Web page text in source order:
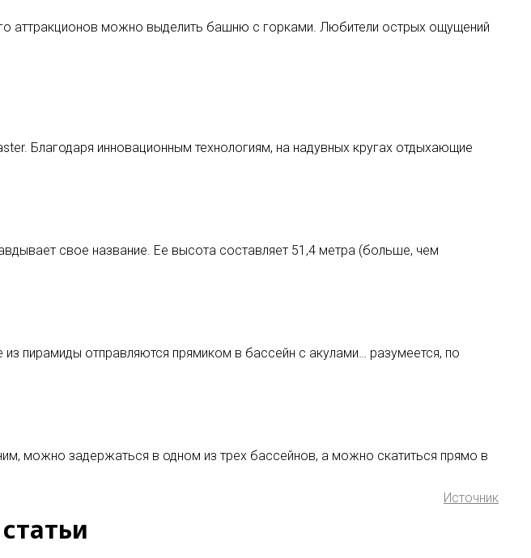
аттракционов можно выделить башню с горками. Любители острых ощущений
Благодаря инновационным технологиям, на надувных кругах отдыхающие
свое название. Ее высота составляет 51,4 метра (больше, чем
пирамиды отправляются прямиком в бассейн с акулами… разумеется, по
можно задержаться в одном из трех бассейнов, а можно скатиться прямо в
Источник